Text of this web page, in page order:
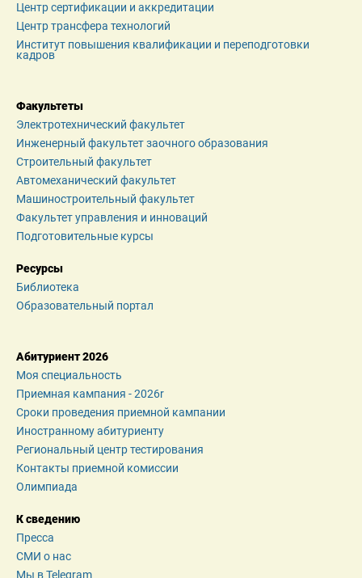
Центр сертификации и аккредитации
Центр трансфера технологий
Институт повышения квалификации и переподготовки
кадров
Факультеты
Электротехнический факультет
Инженерный факультет заочного образования
Строительный факультет
Автомеханический факультет
Машиностроительный факультет
Факультет управления и инноваций
Подготовительные курсы
Ресурсы
Библиотека
Образовательный портал
Абитуриент 2026
Моя специальность
Приемная кампания - 2026r
Сроки проведения приемной кампании
Иностранному абитуриенту
Региональный центр тестирования
Контакты приемной комиссии
Олимпиада
К сведению
Пресса
СМИ о нас
Мы в Telegram